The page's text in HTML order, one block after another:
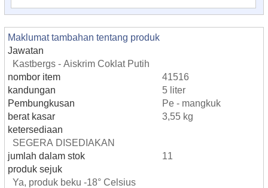
Maklumat tambahan tentang produk
Jawatan
Kastbergs - Aiskrim Coklat Putih
nombor item
41516
kandungan
5 liter
Pembungkusan
Pe - mangkuk
berat kasar
3,55 kg
ketersediaan
SEGERA DISEDIAKAN
jumlah dalam stok
11
produk sejuk
Ya, produk beku -18° Celsius